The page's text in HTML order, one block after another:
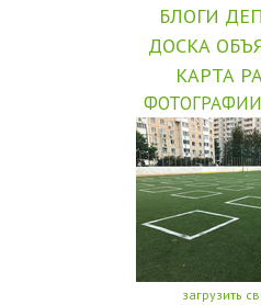
БЛОГИ
ДОСКА
КАРТА
загрузить